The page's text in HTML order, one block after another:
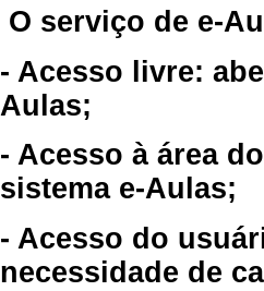
O serviço de e-
- Acesso livre:
Aulas;
- Acesso à área
sistema e-Aulas;
- Acesso do
necessidade de